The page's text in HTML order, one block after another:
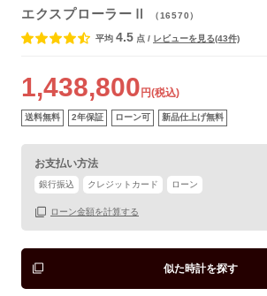
エクスプローラーⅡ （16570）
平均 4.5 点 / レビューを見る(43件)
1,438,800 円(税込)
送料無料 2年保証 ローン可 新品仕上げ無料
お支払い方法
銀行振込 クレジットカード ローン
ローン金額を計算する
似た時計を探す